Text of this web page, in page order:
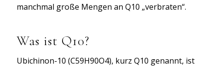
manchmal große Mengen an Q10 „verbraten“.
Was ist Q10?
Ubichinon-10 (C59H90O4), kurz Q10 genannt, ist